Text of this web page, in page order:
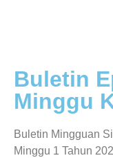
Buletin
Minggu
Buletin Mingguan
Minggu 1 Tahun